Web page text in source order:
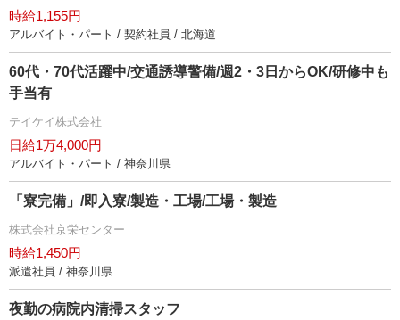
時給1,155円
アルバイト・パート / 契約社員 / 北海道
60代・70代活躍中/交通誘導警備/週2・3日からOK/研修中も
手当有
テイケイ株式会社
日給1万4,000円
アルバイト・パート / 神奈川県
「寮完備」/即入寮/製造・工場/工場・製造
株式会社京栄センター
時給1,450円
派遣社員 / 神奈川県
夜勤の病院内清掃スタッフ